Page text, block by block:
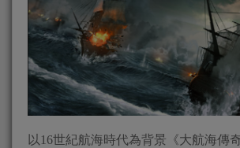
以16世紀航海時代為背景《大航海傳